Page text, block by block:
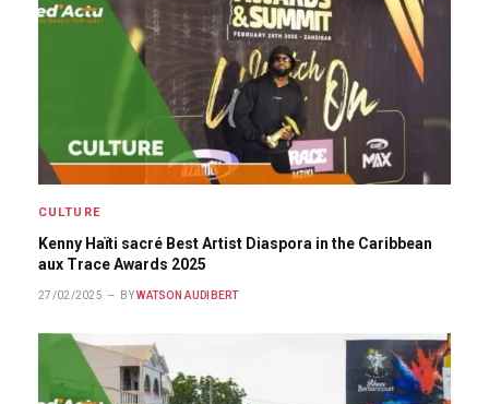
CULTURE
Kenny Haïti sacré Best Artist Diaspora in the Caribbean
aux Trace Awards 2025
27/02/2025 BY WATSON AUDIBERT